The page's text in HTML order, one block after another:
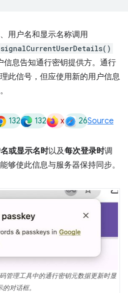
用户名和显示名称调用
信息告知通行密钥提供方。通行
此信号，但应使用新的用户信息
132 132 x 26Source
或显示名时以及每次登录时调
够使此信息与服务器保持同步。
管理工具中的通行密钥元数据更新时显
的对话框。